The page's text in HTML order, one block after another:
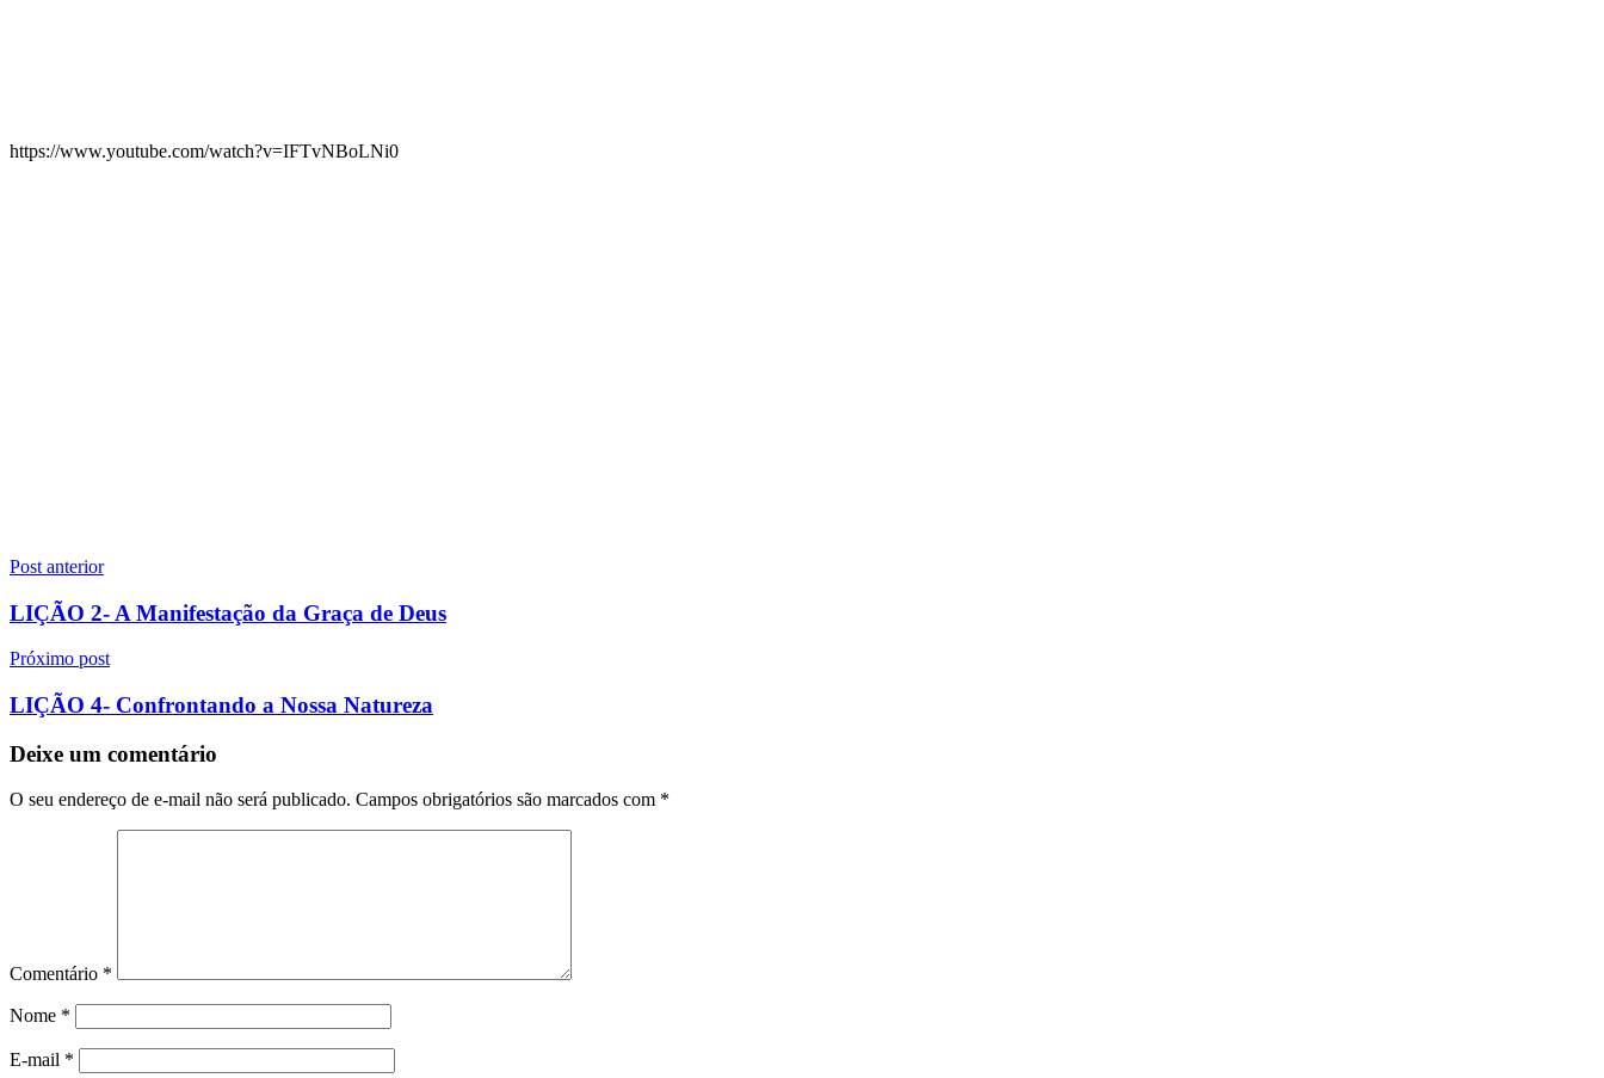
https://www.youtube.com/watch?v=IFTvNBoLNi0
Navegação
de
Post
Post anterior
LIÇÃO 2- A Manifestação da Graça de Deus
Próximo post
LIÇÃO 4- Confrontando a Nossa Natureza
Deixe um comentário
O seu endereço de e-mail não será publicado. Campos obrigatórios são marcados com *
Comentário *
Nome *
E-mail *